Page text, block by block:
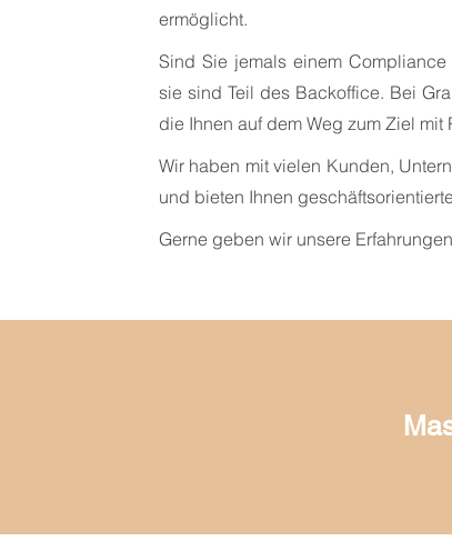
ermöglicht.
Sind Sie jemals einem
sie sind Teil des Backoffice. Bei
die Ihnen auf dem Weg zum Ziel mit
Wir haben mit vielen Kunden,
und bieten Ihnen
Gerne geben wir unsere